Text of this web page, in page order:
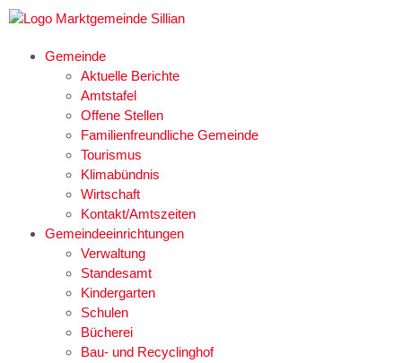
Gemeinde
Aktuelle Berichte
Amtstafel
Offene Stellen
Familienfreundliche Gemeinde
Tourismus
Klimabündnis
Wirtschaft
Kontakt/Amtszeiten
Gemeindeeinrichtungen
Verwaltung
Standesamt
Kindergarten
Schulen
Bücherei
Bau- und Recyclinghof